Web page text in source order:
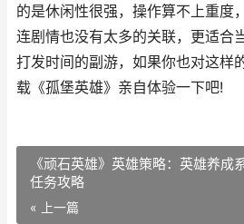
的是休闲性很强，操作算不上重度
连剧情也没有太多的关联，更适合
打发时间的副游，如果你也对这样
载《孤堡英雄》亲自体验一下吧!
《顽石英雄》英雄策略：英雄养成
任务攻略
« 上一篇